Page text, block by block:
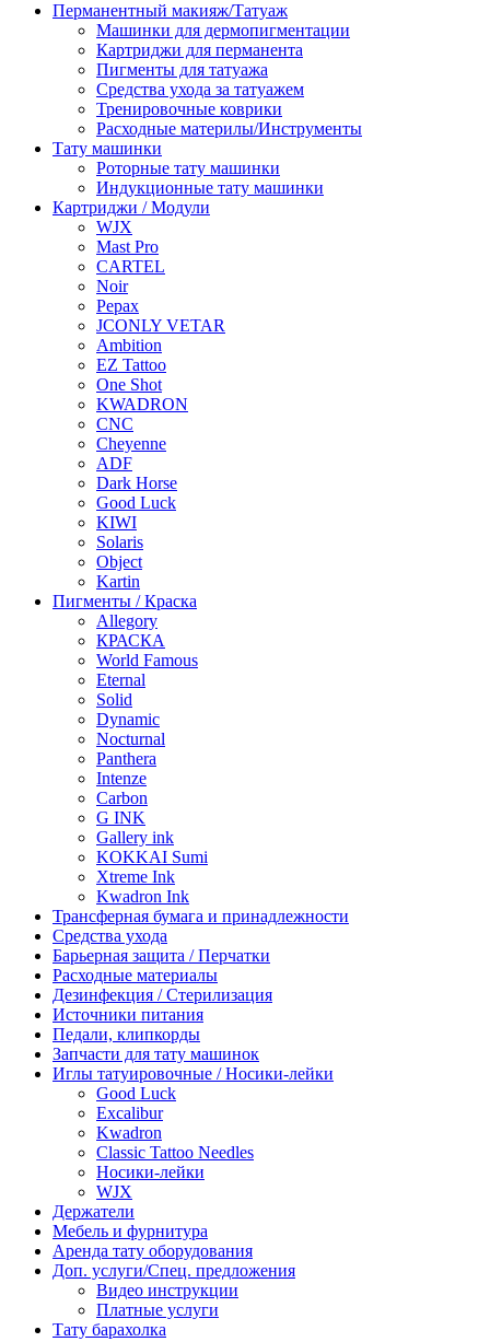
Перманентный макияж/Татуаж
Машинки для дермопигментации
Картриджи для перманента
Пигменты для татуажа
Средства ухода за татуажем
Тренировочные коврики
Расходные материлы/Инструменты
Тату машинки
Роторные тату машинки
Индукционные тату машинки
Картриджи / Модули
WJX
Mast Pro
CARTEL
Noir
Pepax
JCONLY VETAR
Ambition
EZ Tattoo
One Shot
KWADRON
CNC
Cheyenne
ADF
Dark Horse
Good Luck
KIWI
Solaris
Object
Kartin
Пигменты / Краска
Allegory
КРАСКА
World Famous
Eternal
Solid
Dynamic
Nocturnal
Panthera
Intenze
Carbon
G INK
Gallery ink
KOKKAI Sumi
Xtreme Ink
Kwadron Ink
Трансферная бумага и принадлежности
Средства ухода
Барьерная защита / Перчатки
Расходные материалы
Дезинфекция / Стерилизация
Источники питания
Педали, клипкорды
Запчасти для тату машинок
Иглы татуировочные / Носики-лейки
Good Luck
Excalibur
Kwadron
Classic Tattoo Needles
Носики-лейки
WJX
Держатели
Мебель и фурнитура
Аренда тату оборудования
Доп. услуги/Спец. предложения
Видео инструкции
Платные услуги
Тату барахолка